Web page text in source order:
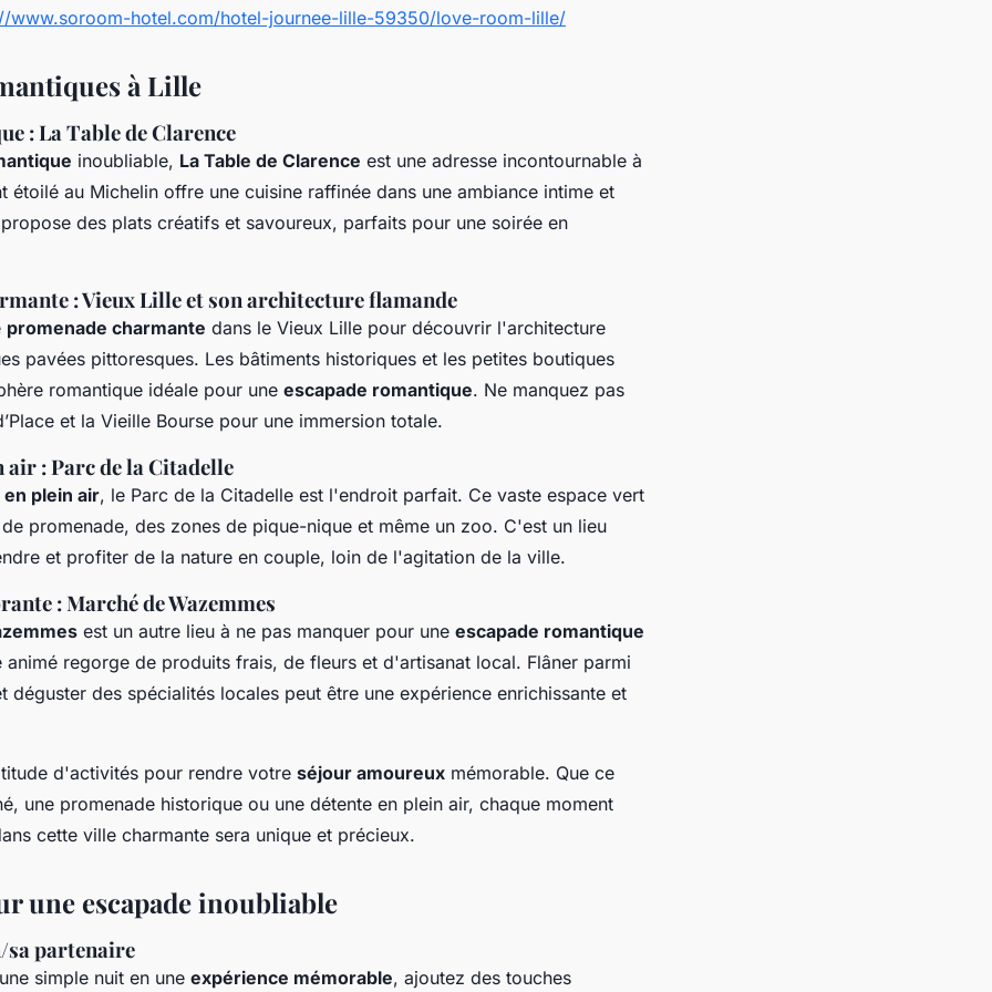
www.soroom-hotel.com/hotel-journee-lille-59350/love-room-lille/
à Lille
: La Table de Clarence
inoubliable, La Table de Clarence est une adresse incontournable à
étoilé au Michelin offre une cuisine raffinée dans une ambiance intime et
des plats créatifs et savoureux, parfaits pour une soirée en
: Vieux Lille et son architecture flamande
promenade charmante dans le Vieux Lille pour découvrir l'architecture
pavées pittoresques. Les bâtiments historiques et les petites boutiques
romantique idéale pour une escapade romantique. Ne manquez pas
et la Vieille Bourse pour une immersion totale.
air : Parc de la Citadelle
plein air, le Parc de la Citadelle est l'endroit parfait. Ce vaste espace vert
promenade, des zones de pique-nique et même un zoo. C'est un lieu
et profiter de la nature en couple, loin de l'agitation de la ville.
: Marché de Wazemmes
est un autre lieu à ne pas manquer pour une escapade romantique
animé regorge de produits frais, de fleurs et d'artisanat local. Flâner parmi
déguster des spécialités locales peut être une expérience enrichissante et
d'activités pour rendre votre séjour amoureux mémorable. Que ce
une promenade historique ou une détente en plein air, chaque moment
cette ville charmante sera unique et précieux.
une escapade inoubliable
sa partenaire
simple nuit en une expérience mémorable, ajoutez des touches